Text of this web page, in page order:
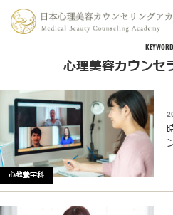
KEYWORD
心理美容カウンセ
心教養学科